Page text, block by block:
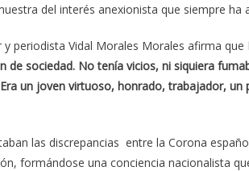
del interés anexionista que siempre ha
periodista Vidal Morales Morales afirma que
sociedad. No tenía vicios, ni siquiera
un joven virtuoso, honrado, trabajador, un
las discrepancias entre la Corona
formándose una conciencia nacionalista